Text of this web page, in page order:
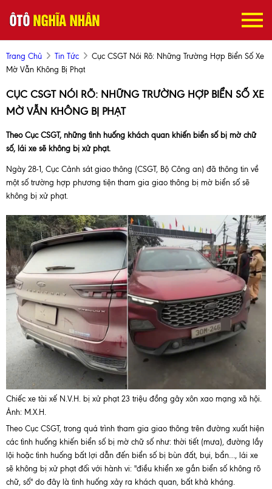
Trang Chủ Tin Tức
Cục CSGT Nói Rõ: Những Trường Hợp Biển Số Xe
Mờ Vẫn Không Bị Phạt
CỤC CSGT NÓI RÕ: NHỮNG TRƯỜNG HỢP BIỂN SỐ XE
MỜ VẪN KHÔNG BỊ PHẠT
Theo Cục CSGT, những tình huống khách quan khiến biển số bị mờ chữ
số, lái xe sẽ không bị xử phạt.
Ngày 28-1, Cục Cảnh sát giao thông (CSGT, Bộ Công an) đã thông tin về
một số trường hợp phương tiện tham gia giao thông bị mờ biển số sẽ
không bị xử phạt.
Chiếc xe tài xế N.V.H. bị xử phạt 23 triệu đồng gây xôn xao mạng xã hội.
Ảnh: M.X.H.
Theo Cục CSGT, trong quá trình tham gia giao thông trên đường xuất hiện
các tình huống khiến biển số bị mờ chữ số như: thời tiết (mưa), đường lầy
lội hoặc tình huống bất lợi dẫn đến biển số bị bùn đất, bụi, bẩn…, lái xe
sẽ không bị xử phạt đối với hành vi: "điều khiển xe gắn biển số không rõ
chữ, số" do đây là tình huống xảy ra khách quan, bất khả kháng.